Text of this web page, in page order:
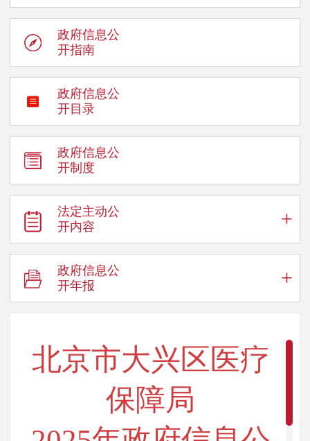
政府信息公
开指南
政府信息公
开目录
政府信息公
开制度
法定主动公
开内容
+
政府信息公
开年报
+
北京市大兴区医疗
保障局